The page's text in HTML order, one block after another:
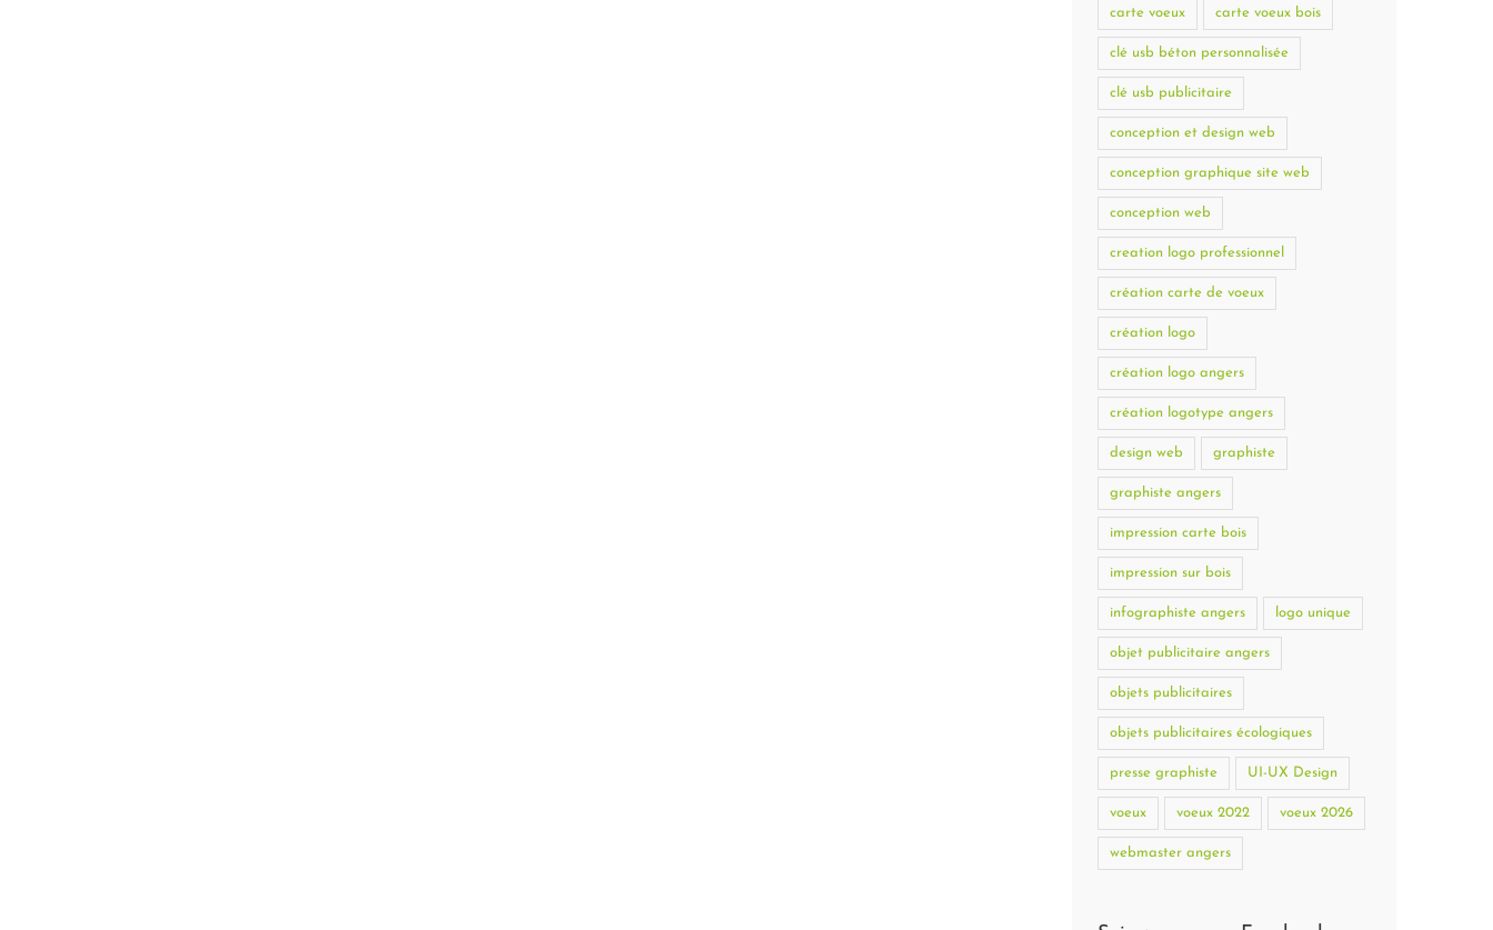
carte voeux carte voeux bois
clé usb béton personnalisée
clé usb publicitaire
conception et design web
conception graphique site web
conception web
creation logo professionnel
création carte de voeux
création logo
création logo angers
création logotype angers
design web graphiste
graphiste angers
impression carte bois
impression sur bois
infographiste angers logo unique
objet publicitaire angers
objets publicitaires
objets publicitaires écologiques
presse graphiste UI-UX Design
voeux voeux 2022 voeux 2026
webmaster angers